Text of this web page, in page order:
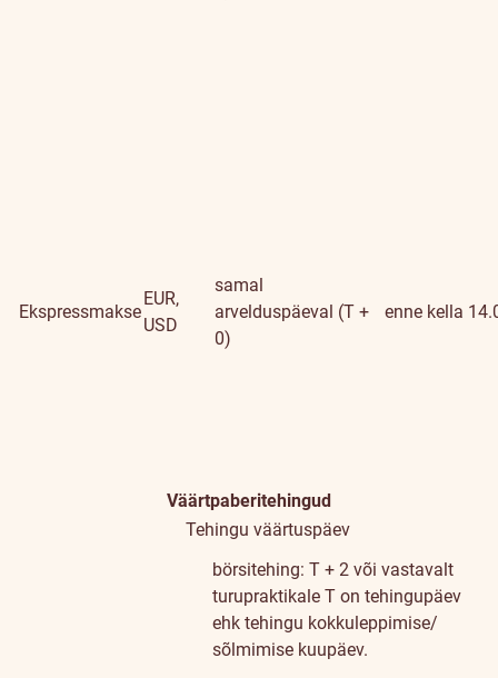
Ekspressmakse
EUR,
USD
samal
arvelduspäeval (T +
0)
enne kella
Väärtpaberitehingud
Tehingu väärtuspäev
börsitehing: T + 2 või vastavalt
turupraktikale T on tehingupäev
ehk tehingu kokkuleppimise/
sõlmimise kuupäev.